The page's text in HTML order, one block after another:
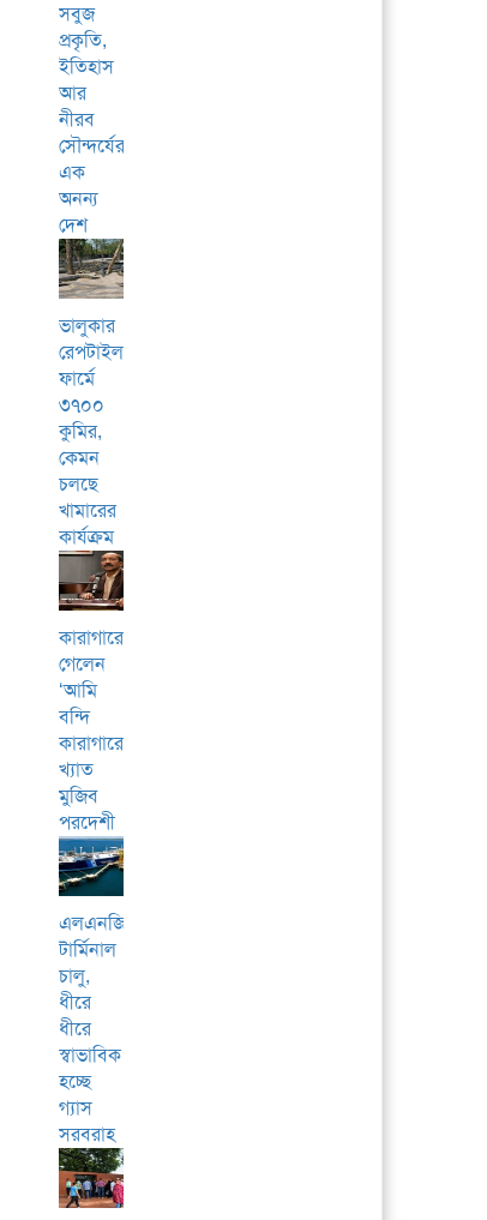
সবুজ
প্রকৃতি,
ইতিহাস
আর
নীরব
সৌন্দর্যের
এক
অনন্য
দেশ
ভালুকার
রেপটাইলস
ফার্মে
৩৭০০
কুমির,
কেমন
চলছে
খামারের
কার্যক্রম
কারাগারে
গেলেন
‘আমি
বন্দি
কারাগারে’
খ্যাত
মুজিব
পরদেশী
এলএনজি
টার্মিনাল
চালু,
ধীরে
ধীরে
স্বাভাবিক
হচ্ছে
গ্যাস
সরবরাহ